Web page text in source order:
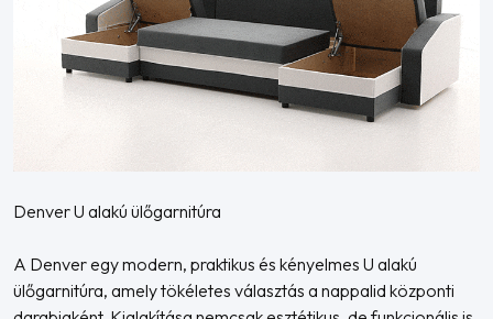
Denver U alakú ülőgarnitúra
A Denver egy modern, praktikus és kényelmes U alakú
ülőgarnitúra, amely tökéletes választás a nappalid központi